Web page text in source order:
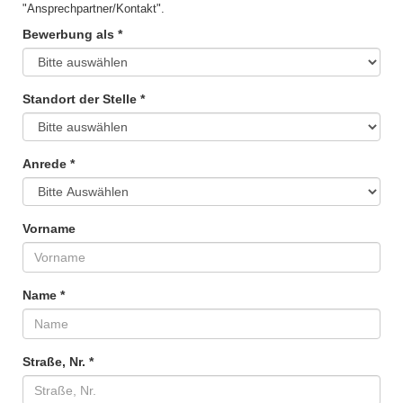
"Ansprechpartner/Kontakt".
Bewerbung als *
Standort der Stelle *
Anrede *
Vorname
Name *
Straße, Nr. *